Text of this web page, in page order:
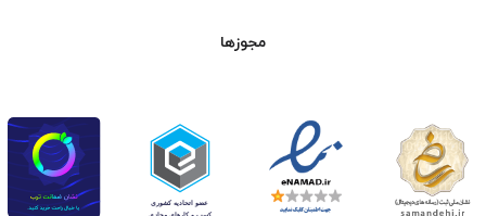
مجوزها